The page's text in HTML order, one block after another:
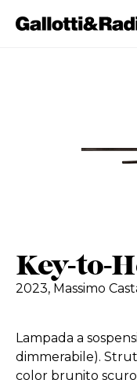
Key-to-
2023, Massimo
Lampada a
dimmerabile).
color brunito